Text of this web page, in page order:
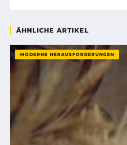
ÄHNLICHE ARTIKEL
MODERNE HERAUSFORDERUNGEN